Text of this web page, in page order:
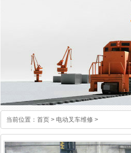
当前位置： 首页 > 电动叉车维修 >